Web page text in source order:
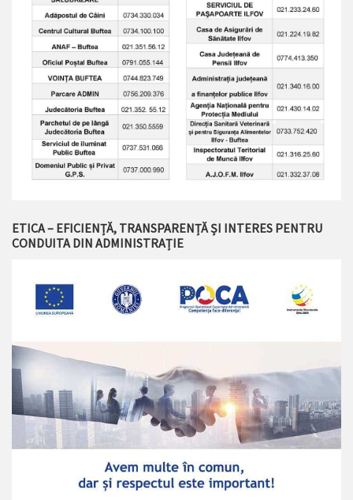
ETICA – EFICIENȚĂ, TRANSPARENȚĂ ȘI INTERES PENTRU
CONDUITA DIN ADMINISTRAȚIE